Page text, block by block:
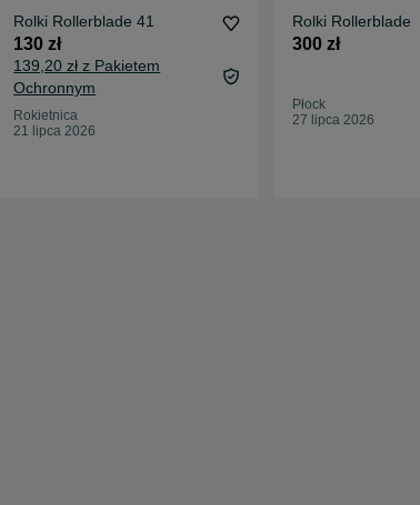
Rolki Rollerblade 41
130 zł
139,20 zł z Pakietem
Ochronnym
Rokietnica
21 lipca 2026
Rolki Rollerblade
300 zł
Płock
27 lipca 2026